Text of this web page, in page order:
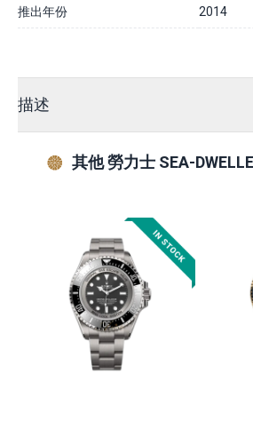
推出年份 2014
描述
其他 勞力士 SEA-